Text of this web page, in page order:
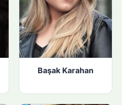
Başak Karahan